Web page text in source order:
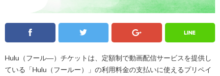
Hulu（フール―）チケットは、定額制で動画配信サービスを提供し
ている「Hulu（フールー）」の利用料金の支払いに使えるプリペイ